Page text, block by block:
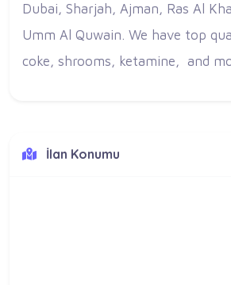
Dubai, Sharjah, Ajman, Ras Al
Umm Al Quwain. We have top
coke, shrooms, ketamine, and
İlan Konumu